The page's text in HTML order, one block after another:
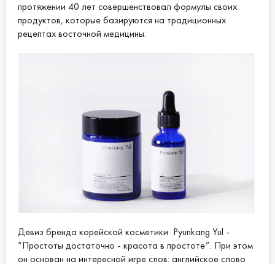
протяжении 40 лет совершенствовал формулы своих
продуктов, которые базируются на традиционных
рецептах восточной медицины.
Девиз бренда корейской косметики Pyunkang Yul -
“Простоты достаточно - красота в простоте”. При этом
он основан на интересной игре слов: английское слово